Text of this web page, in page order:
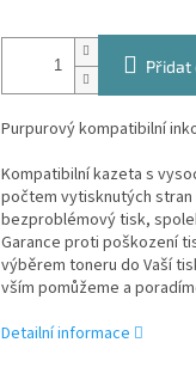
Přidat
Purpurový kompatibilní
Kompatibilní kazeta s
počtem vytisknutých stran
bezproblémový tisk,
Garance proti poškození
výběrem toneru do Vaší
vším pomůžeme a
Detailní informace